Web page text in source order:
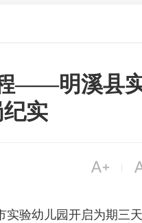
——明溪县
实

验幼儿园开启为期三天